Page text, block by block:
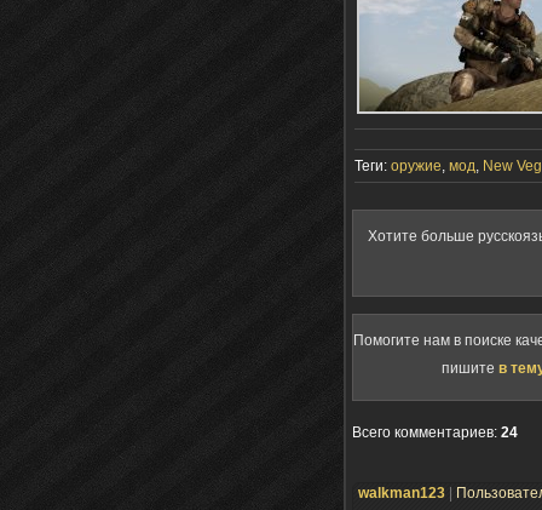
Теги: оружие, мод, New
Хотите больше
Помогите нам в поиске
пишите в
Всего комментариев: 24
walkman123